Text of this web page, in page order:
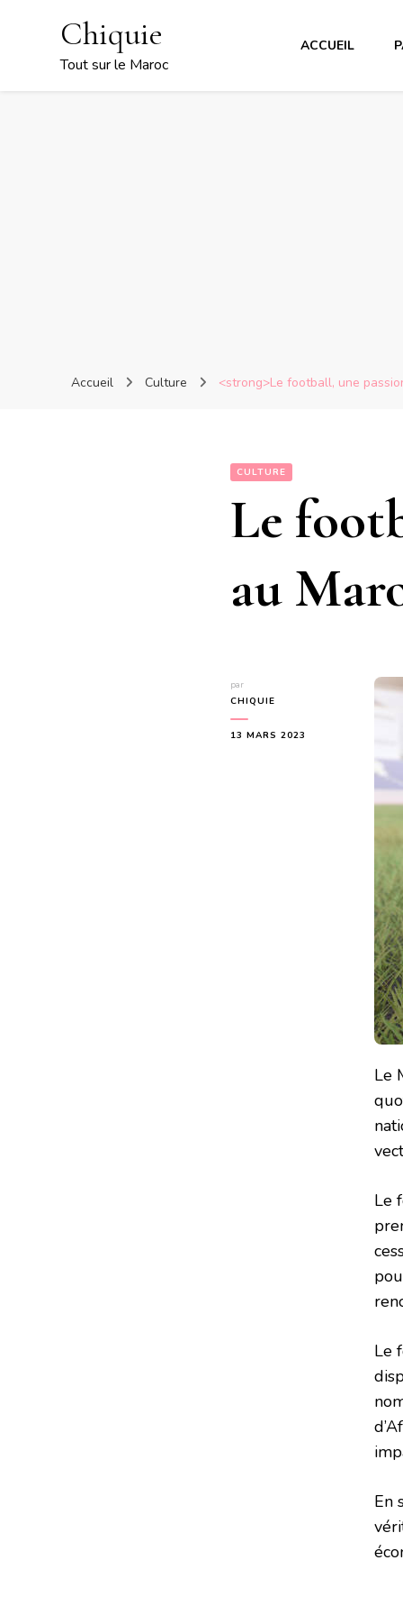
Chiquie
Tout sur le Maroc
ACCUEIL
Accueil Culture <strong>Le football, une
CULTURE
Le
au
par
CHIQUIE
13 MARS 2023
Le
Le
Le
En